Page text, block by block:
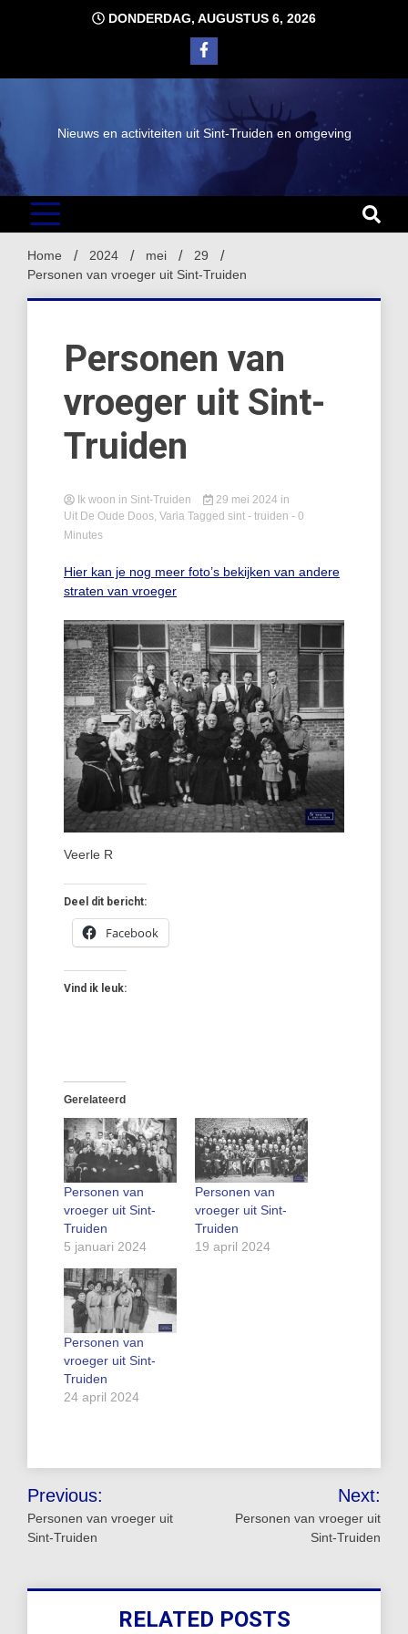
DONDERDAG, AUGUSTUS 6, 2026
Nieuws en activiteiten uit Sint-Truiden en omgeving
Home 2024 mei
29
Personen van vroeger uit Sint-Truiden
Personen van
vroeger uit Sint-
Truiden
Ik woon in Sint-Truiden 29 mei 2024 in
Uit De Oude Doos, Varia Tagged sint - truiden - 0
Minutes
Hier kan je nog meer foto’s bekijken van andere
straten van vroeger
Veerle R
Deel dit bericht:
Facebook
Vind ik leuk:
Gerelateerd
Personen van
vroeger uit Sint-
Truiden
5 januari 2024
Personen van
vroeger uit Sint-
Truiden
19 april 2024
Personen van
vroeger uit Sint-
Truiden
24 april 2024
Bericht
navigatie
Previous:
Personen van vroeger uit
Sint-Truiden
Next:
Personen van vroeger uit
Sint-Truiden
RELATED POSTS